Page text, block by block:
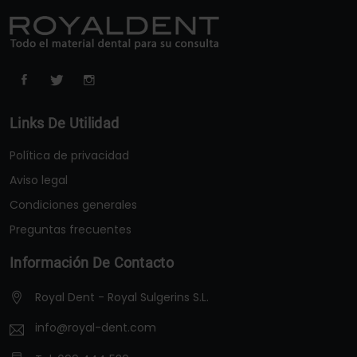
Links De Utilidad
Política de privacidad
Aviso legal
Condiciones generales
Preguntas frecuentes
Información De Contacto
Royal Dent - Royal Sulgerins S.L.
info@royal-dent.com